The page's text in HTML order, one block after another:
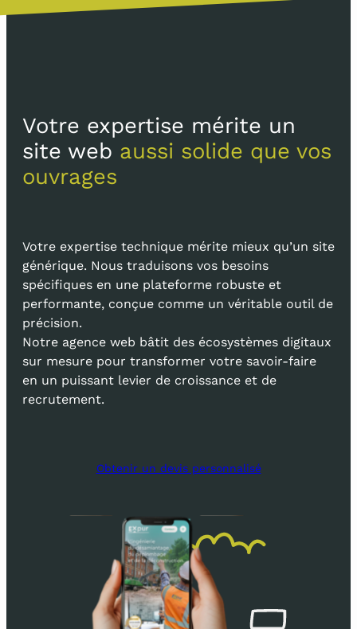
Votre expertise mérite un
site web aussi solide que vos
ouvrages
Votre expertise technique mérite mieux qu’un site
générique. Nous traduisons vos besoins
spécifiques en une plateforme robuste et
performante, conçue comme un véritable outil de
précision.
Notre agence web bâtit des écosystèmes digitaux
sur mesure pour transformer votre savoir-faire
en un puissant levier de croissance et de
recrutement.
Obtenir un devis personnalisé